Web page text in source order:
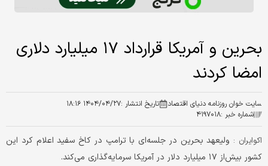
بحرین و آمریکا قرارداد ۱۷ میلیارد دلاری
امضا کردند
سایت خوان روزنامه دنیای اقتصاد تاریخ انتشار :۱۴۰۴/۰۴/۲۷ ۱۸:۱۶
شماره خبر :۴۱۹۷۰۱۸
اکوایران : ولیعهد بحرین در جلسه‌ای با ترامپ در کاخ سفید اعلام کرد این
کشور بیش‌از ۱۷ میلیارد دلار در آمریکا سرمایه‌گذاری می‌کند.